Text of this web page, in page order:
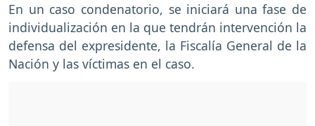
En un caso condenatorio, se iniciará una fase de
individualización en la que tendrán intervención la
defensa del expresidente, la Fiscalía General de la
Nación y las víctimas en el caso.